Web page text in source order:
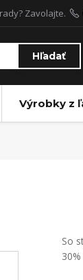
Hľadať
Zavolajte.
Výrobky z
So